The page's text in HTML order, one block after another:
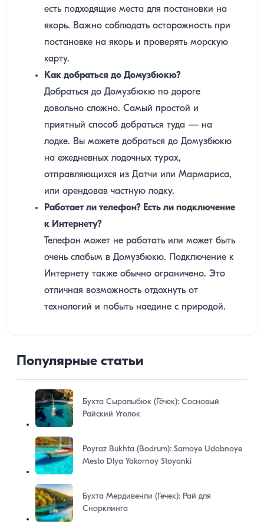
есть подходящие места для постановки на
якорь. Важно соблюдать осторожность при
постановке на якорь и проверять морскую
карту.
Как добраться до Домузбюкю?
Добраться до Домузбюкю по дороге
довольно сложно. Самый простой и
приятный способ добраться туда — на
лодке. Вы можете добраться до Домузбюкю
на ежедневных лодочных турах,
отправляющихся из Датчи или Мармариса,
или арендовав частную лодку.
Работает ли телефон? Есть ли подключение
к Интернету?
Телефон может не работать или может быть
очень слабым в Домузбюкю. Подключение к
Интернету также обычно ограничено. Это
отличная возможность отдохнуть от
технологий и побыть наедине с природой.
Популярные статьи
Бухта Сыралыбюк (Гёчек): Сосновый
Райский Уголок
Poyraz Bukhta (Bodrum): Samoye Udobnoye
Mesto Dlya Yakornoy Stoyanki
Бухта Мердивенли (Гечек): Рай для
Снорклинга